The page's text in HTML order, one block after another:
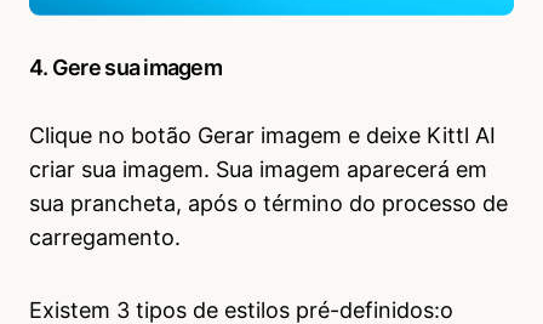
4. Gere sua imagem
Clique no botão Gerar imagem e deixe Kittl AI
criar sua imagem. Sua imagem aparecerá em
sua prancheta, após o término do processo de
carregamento.
Existem 3 tipos de estilos pré-definidos:o